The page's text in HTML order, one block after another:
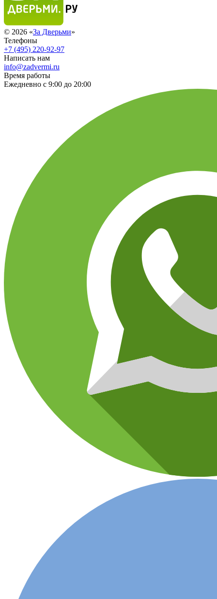
© 2026 «За Дверьми»
Телефоны
+7 (495) 220-92-97
Написать нам
info@zadvermi.ru
Время работы
Ежедневно с 9:00 до 20:00